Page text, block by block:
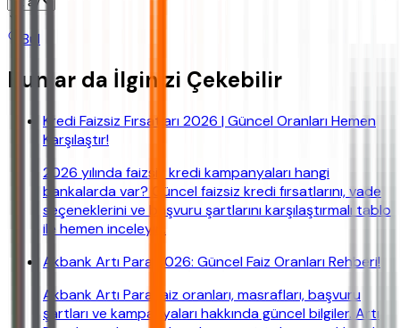
Bul
Bunlar da İlginizi Çekebilir
Kredi Faizsiz Fırsatları 2026 | Güncel Oranları Hemen
Karşılaştır!
2026 yılında faizsiz kredi kampanyaları hangi
bankalarda var? Güncel faizsiz kredi fırsatlarını, vade
seçeneklerini ve başvuru şartlarını karşılaştırmalı tablo
ile hemen inceleyin.
Akbank Artı Para 2026: Güncel Faiz Oranları Rehberi!
Akbank Artı Para faiz oranları, masrafları, başvuru
şartları ve kampanyaları hakkında güncel bilgiler. Artı